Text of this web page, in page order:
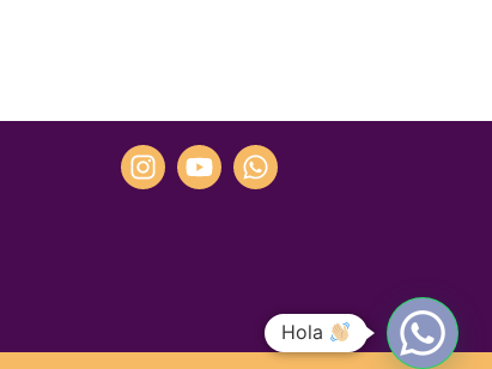
Hola